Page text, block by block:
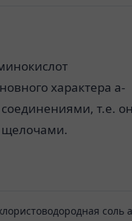
характера a-
т.е.
щелочами.
соль